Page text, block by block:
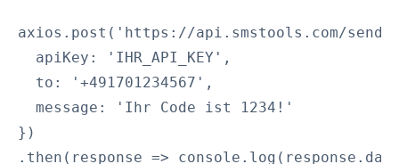
axios.post('https://api.smstools.com/
  apiKey: 'IHR_API_KEY',
  to: '+491701234567',
  message: 'Ihr Code ist 1234!'
})
.then(response =>